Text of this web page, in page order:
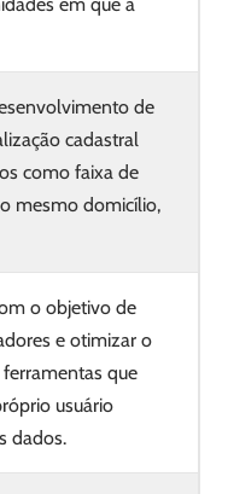
de
cadastral
como faixa de
mesmo domicílio,
o objetivo de
e otimizar o
que
usuário
dados.